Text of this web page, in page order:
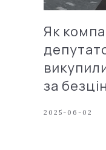
Як
за
2025-06-02